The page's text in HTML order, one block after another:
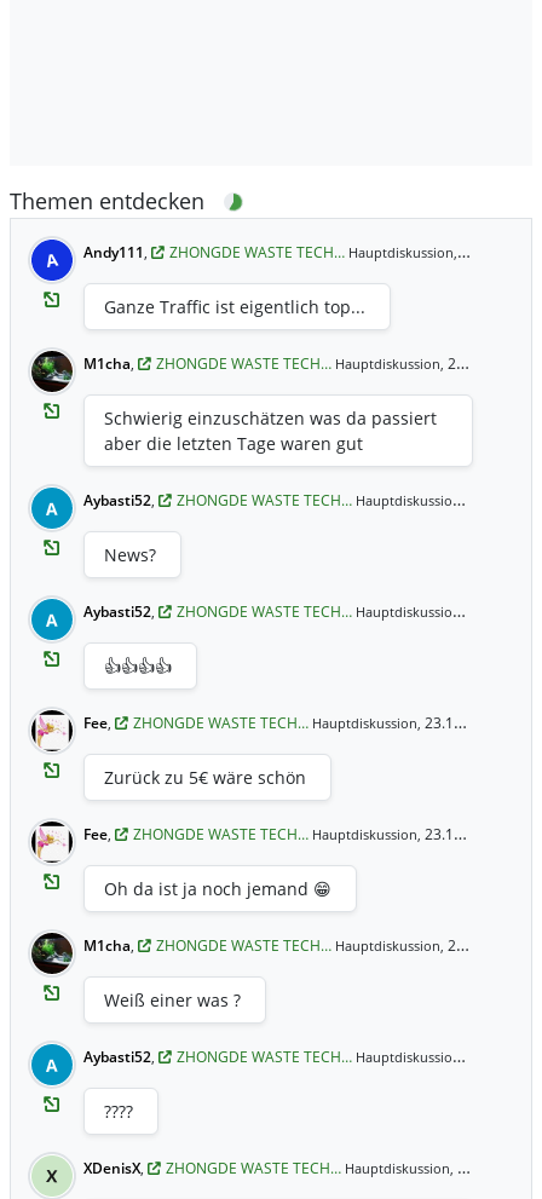
Themen entdecken
A Andy111, ZHONGDE WASTE TECH… Hauptdiskussion,25.10.2022
Ganze Traffic ist eigentlich top...
M1cha, ZHONGDE WASTE TECH… Hauptdiskussion, 23.11.2021 21:24 Uhr
Schwierig einzuschätzen was da passiert
aber die letzten Tage waren gut
A Aybasti52, ZHONGDE WASTE TECH… Hauptdiskussion,
News?
A Aybasti52, ZHONGDE WASTE TECH… Hauptdiskussion,
👍👍👍👍
Fee, ZHONGDE WASTE TECH… Hauptdiskussion, 23.11.2021 20:38 Uhr
Zurück zu 5€ wäre schön
Fee, ZHONGDE WASTE TECH… Hauptdiskussion, 23.11.2021 20:36 Uhr
Oh da ist ja noch jemand 😁
M1cha, ZHONGDE WASTE TECH… Hauptdiskussion, 23.11.2021 19:33 Uhr
Weiß einer was ?
A Aybasti52, ZHONGDE WASTE TECH… Hauptdiskussion,
????
X XDenisX, ZHONGDE WASTE TECH… Hauptdiskussion,